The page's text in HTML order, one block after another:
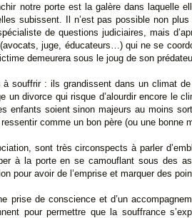
notre porte est la galère dans
subissent. Il n’est pas possible non
de questions judiciaires, mais
juge, éducateurs…) qui ne se
demeurera sous le joug de son
souffrir : ils grandissent dans un climat
un divorce qui risque d’alourdir encore le
enfants soient sinon majeurs au moins
comme un bon père (ou une bonne
sont très circonspects à parler
à la porte en se camouflant sous des
pour avoir de l’emprise et marquer des
prise de conscience et d’un
pour permettre que la souffrance